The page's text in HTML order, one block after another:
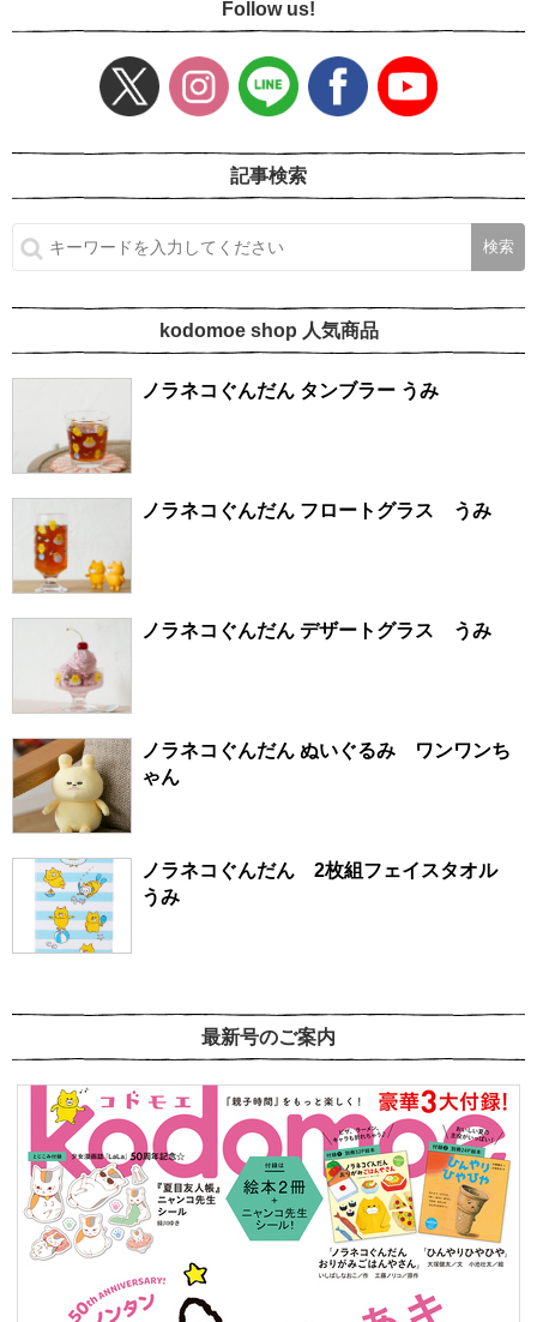
Follow us!
記事検索
kodomoe shop 人気商品
ノラネコぐんだん タンブラー うみ
ノラネコぐんだん フロートグラス うみ
ノラネコぐんだん デザートグラス うみ
ノラネコぐんだん ぬいぐるみ ワンワンち
ゃん
ノラネコぐんだん 2枚組フェイスタオル
うみ
最新号のご案内